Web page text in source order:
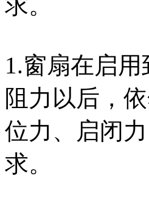
求。
1.窗扇在启
阻力以后，
位力、启闭
求。